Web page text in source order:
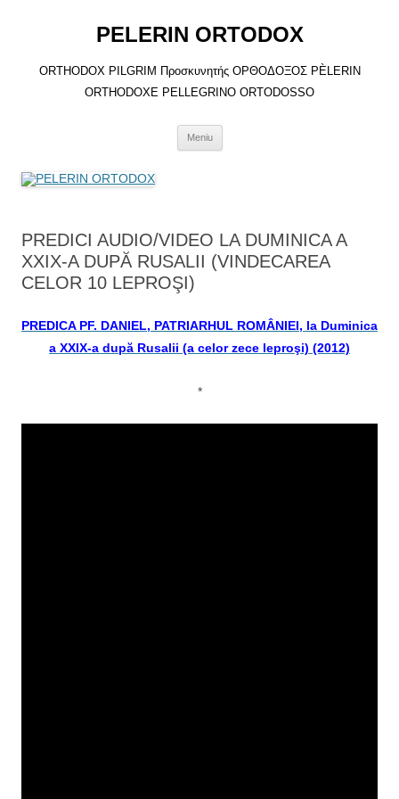
PELERIN ORTODOX
ORTHODOX PILGRIM Προσκυνητής ΟΡΘΟΔΟΞΟΣ PÈLERIN
ORTHODOXE PELLEGRINO ORTODOSSO
Meniu
PREDICI AUDIO/VIDEO LA DUMINICA A
XXIX-A DUPĂ RUSALII (VINDECAREA
CELOR 10 LEPROŞI)
PREDICA PF. DANIEL, PATRIARHUL ROMÂNIEI, la Duminica
a XXIX-a după Rusalii (a celor zece leproşi) (2012)
*